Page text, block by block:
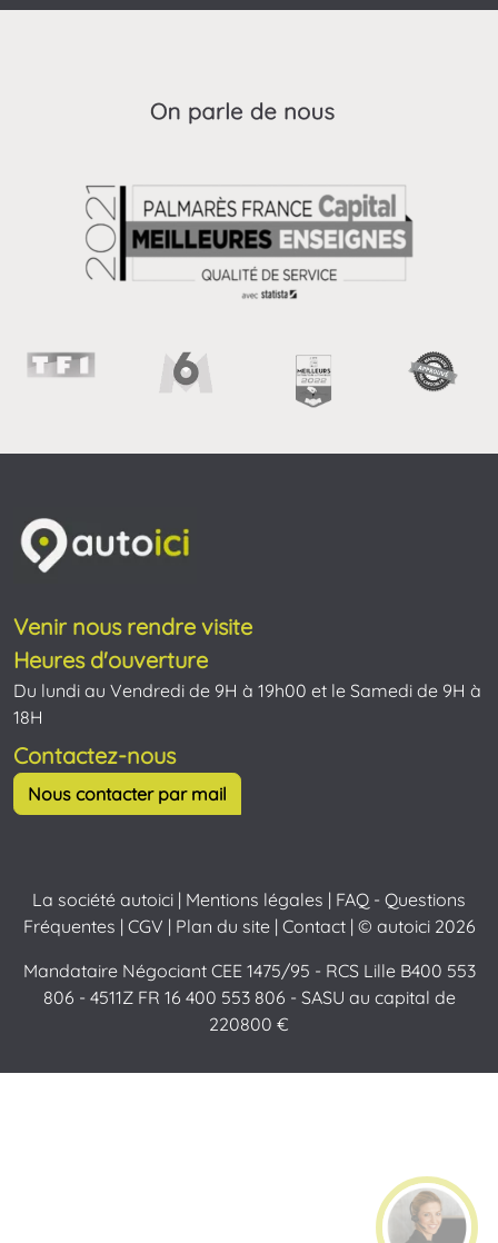
Venir nous rendre visite
Heures d'ouverture
Du lundi au Vendredi de 9H à 19h00 et le Samedi de 9H à
18H
Contactez-nous
Nous contacter par mail
La société autoici | Mentions légales | FAQ - Questions
Fréquentes | CGV | Plan du site| Contact| © autoici 2026
Mandataire Négociant CEE 1475/95 - RCS Lille B400 553
806 - 4511Z FR 16 400 553 806 - SASU au capital de
220800 €